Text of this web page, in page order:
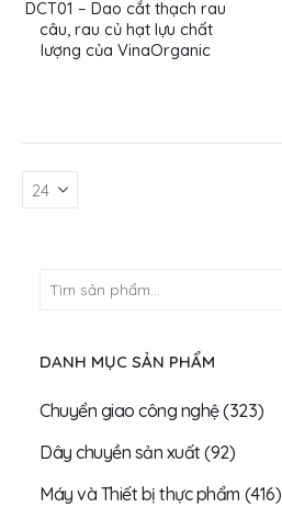
DCT01 – Dao cắt thạch rau
câu, rau củ hạt lựu chất
lượng của VinaOrganic
DANH MỤC SẢN PHẨM
Chuyển giao công nghệ(323)
Dây chuyền sản xuất(92)
Máy và Thiết bị thực phẩm (416)